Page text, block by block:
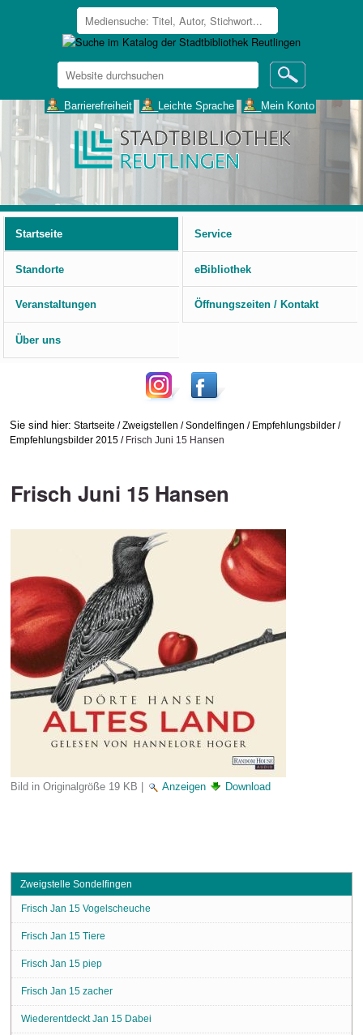
Website
durchsuchen
___Barrierefreiheit ___Leichte Sprache ___Mein Konto
Startseite
Service
Standorte eBibliothek
Veranstaltungen Öffnungszeiten / Kontakt
Über uns
Sie sind hier: Startseite /Zweigstellen /Sondelfingen / Empfehlungsbilder /
Empfehlungsbilder 2015 / Frisch Juni 15 Hansen
Frisch Juni 15 Hansen
Bild in Originalgröße 19 KB | Anzeigen Download
Zweigstelle Sondelfingen
Frisch Jan 15 Vogelscheuche
Frisch Jan 15 Tiere
Frisch Jan 15 piep
Frisch Jan 15 zacher
Wiederentdeckt Jan 15 Dabei